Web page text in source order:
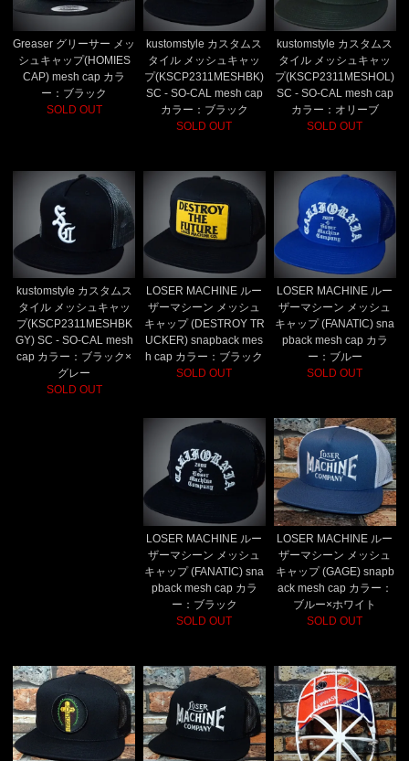
Greaser グリーサー メッ
シュキャップ(HOMIES
CAP) mesh cap カラ
ー：ブラック
SOLD OUT
kustomstyle カスタムス
タイル メッシュキャッ
プ(KSCP2311MESHBK)
SC - SO-CAL mesh cap
カラー：ブラック
SOLD OUT
kustomstyle カスタムス
タイル メッシュキャッ
プ(KSCP2311MESHOL)
SC - SO-CAL mesh cap
カラー：オリーブ
SOLD OUT
kustomstyle カスタムス
タイル メッシュキャッ
プ(KSCP2311MESHBK
GY) SC - SO-CAL mesh
cap カラー：ブラック×
グレー
SOLD OUT
LOSER MACHINE ルー
ザーマシーン メッシュ
キャップ (DESTROY TR
UCKER) snapback mes
h cap カラー：ブラック
SOLD OUT
LOSER MACHINE ルー
ザーマシーン メッシュ
キャップ (FANATIC) sna
pback mesh cap カラ
ー：ブルー
SOLD OUT
LOSER MACHINE ルー
ザーマシーン メッシュ
キャップ (FANATIC) sna
pback mesh cap カラ
ー：ブラック
SOLD OUT
LOSER MACHINE ルー
ザーマシーン メッシュ
キャップ (GAGE) snapb
ack mesh cap カラー：
ブルー×ホワイト
SOLD OUT